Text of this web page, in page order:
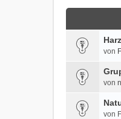
von
von
von